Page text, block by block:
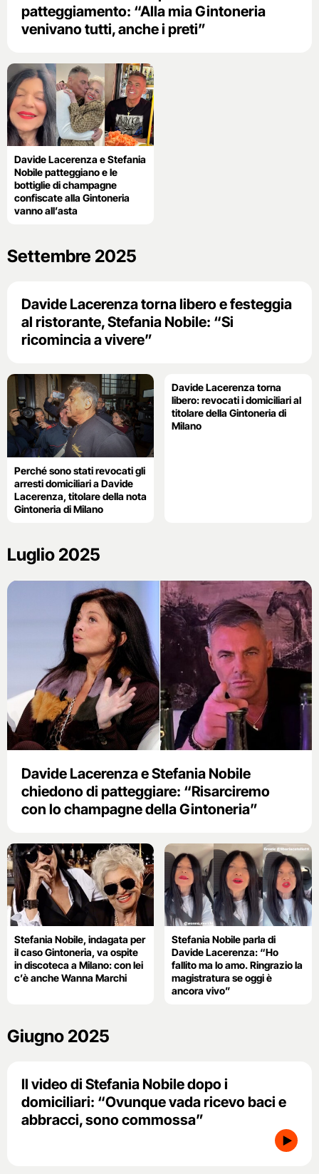
patteggiamento: “Alla mia Gintoneria
venivano tutti, anche i preti”
Davide Lacerenza e Stefania
Nobile patteggiano e le
bottiglie di champagne
confiscate alla Gintoneria
vanno all’asta
Settembre 2025
Davide Lacerenza torna libero e festeggia
al ristorante, Stefania Nobile: “Si
ricomincia a vivere”
Perché sono stati revocati gli
arresti domiciliari a Davide
Lacerenza, titolare della nota
Gintoneria di Milano
Davide Lacerenza torna
libero: revocati i domiciliari al
titolare della Gintoneria di
Milano
Luglio 2025
Davide Lacerenza e Stefania Nobile
chiedono di patteggiare: “Risarciremo
con lo champagne della Gintoneria”
Stefania Nobile, indagata per
il caso Gintoneria, va ospite
in discoteca a Milano: con lei
c’è anche Wanna Marchi
Stefania Nobile parla di
Davide Lacerenza: “Ho
fallito ma lo amo. Ringrazio la
magistratura se oggi è
ancora vivo”
Giugno 2025
Il video di Stefania Nobile dopo i
domiciliari: “Ovunque vada ricevo baci e
abbracci, sono commossa”